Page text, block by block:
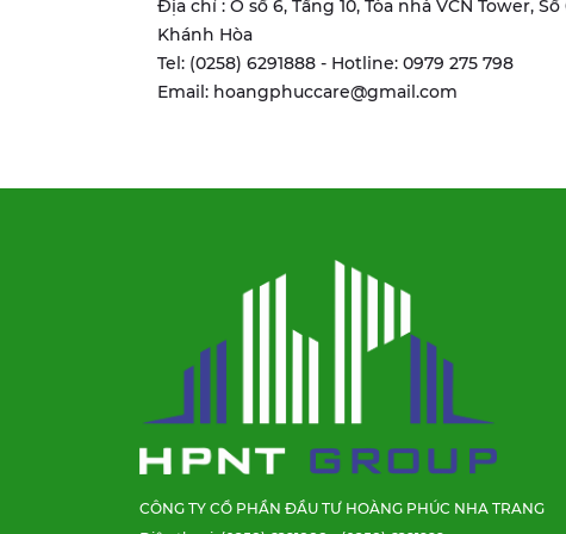
Địa chỉ : Ô số 6, Tầng 10, Tòa nhà VCN Tower,
Khánh Hòa
Tel: (0258) 6291888 - Hotline: 0979 275 798
Email: hoangphuccare@gmail.com
CÔNG TY CỔ PHẦN ĐẦU TƯ HOÀNG PHÚC NHA TRANG